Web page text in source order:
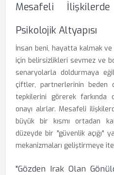
Mesafeli
Psikolojik Altyapısı
İnsan beni, hayatta kalmak
için belirsizlikleri sevmez ve
senaryolarla doldurmaya
çiftler, partnerlerinin beden
tepkilerini görerek farkında
onayı alırlar. Mesafeli
büyük bir kısmı ortadan
düzeyde bir "güvenlik açığı"
mekanizmaları geliştirmeye
"Gözden Irak Olan